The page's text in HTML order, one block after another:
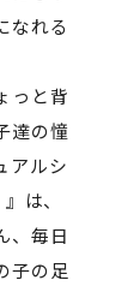
なれる
っと背
達の憧
アルシ
は、
、毎日
子の足